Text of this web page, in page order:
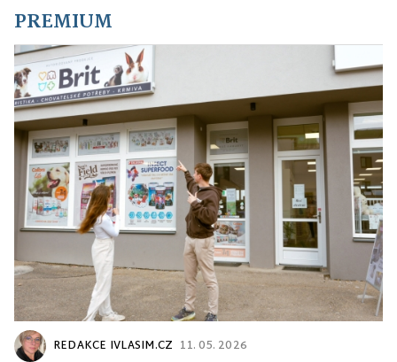
PREMIUM
REDAKCE IVLASIM.CZ 11. 05. 2026